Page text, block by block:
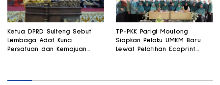
Ketua DPRD Sulteng Sebut
Lembaga Adat Kunci
Persatuan dan Kemajuan
TP-PKK Parigi Moutong
Siapkan Pelaku UMKM Baru
Lewat Pelatihan Ecoprint